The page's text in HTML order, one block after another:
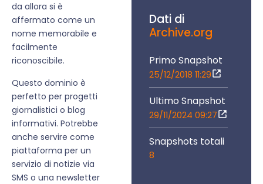
da allora si è
affermato come un
nome memorabile e
facilmente
riconoscibile.
Questo dominio è
perfetto per progetti
giornalistici o blog
informativi. Potrebbe
anche servire come
piattaforma per un
servizio di notizie via
SMS o una newsletter
Dati di
Archive.org
Primo Snapshot
25/12/2018 11:29
Ultimo Snapshot
29/11/2024 09:27
Snapshots totali
8